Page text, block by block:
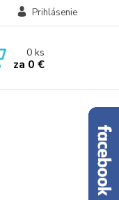
Prihlásenie
0ks
za 0 €